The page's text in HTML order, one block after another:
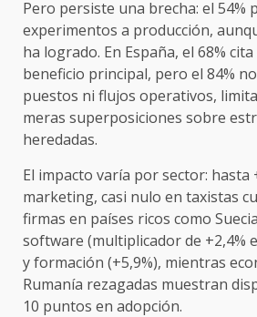
Pero persiste una brecha: el 54%
experimentos a producción,
ha logrado. En España, el 68%
beneficio principal, pero el 84%
puestos ni flujos operativos,
meras superposiciones sobre
heredadas.
El impacto varía por sector: hasta
marketing, casi nulo en taxistas
firmas en países ricos como
software (multiplicador de +2,4%
y formación (+5,9%), mientras
Rumanía rezagadas muestran
10 puntos en adopción.